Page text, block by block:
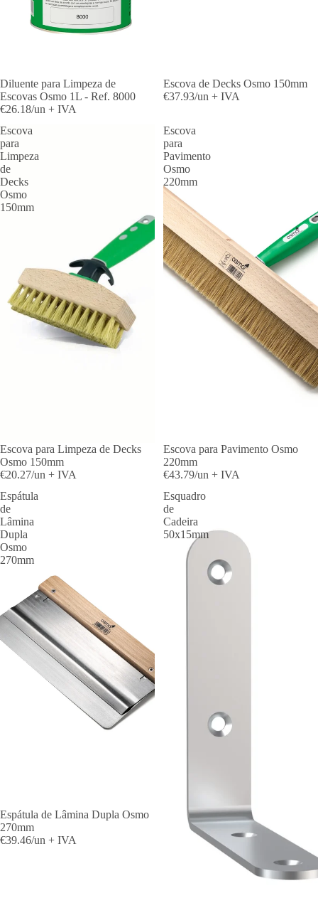
Diluente para Limpeza de
Escovas Osmo 1L - Ref. 8000
€26.18/un + IVA
Escova de Decks Osmo 150mm
€37.93/un + IVA
Escova
para
Limpeza
de
Decks
Osmo
150mm
Escova para Limpeza de Decks
Osmo 150mm
€20.27/un + IVA
Escova
para
Pavimento
Osmo
220mm
ESGOTADO
Escova para Pavimento Osmo
220mm
€43.79/un + IVA
Espátula
de
Lâmina
Dupla
Osmo
270mm
Espátula de Lâmina Dupla Osmo
270mm
€39.46/un + IVA
Esquadro
de
Cadeira
50x15mm